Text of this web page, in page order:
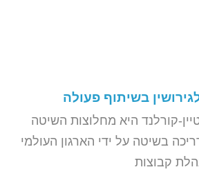
בשיתוף פעולה
קורלנד היא מחלוצות השיטה
בשיטה על ידי הארגון העולמי